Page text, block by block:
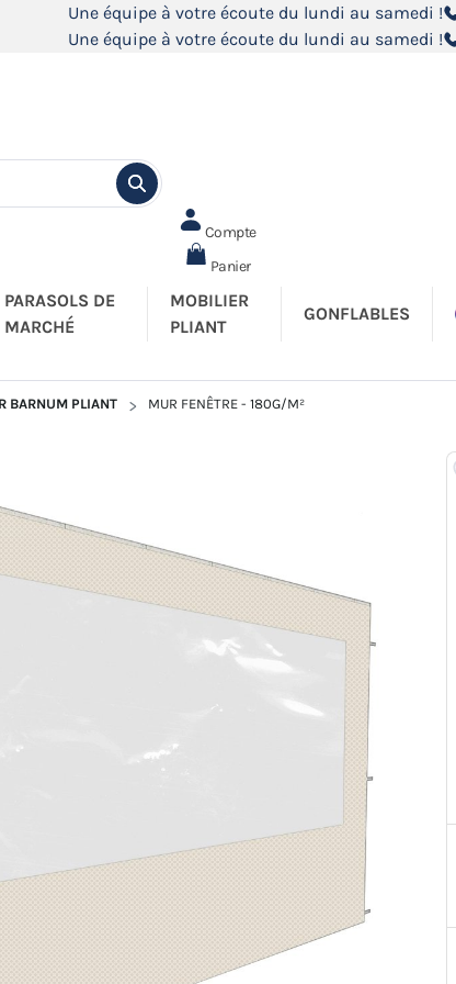
Une équipe à votre écoute du lundi au samedi !
Une équipe à votre écoute du lundi au samedi !
Compte
Panier
PARASOLS DE
MARCHÉ
MOBILIER
PLIANT
GONFLABLES
BARNUM PLIANT MUR FENÊTRE - 180G/M²